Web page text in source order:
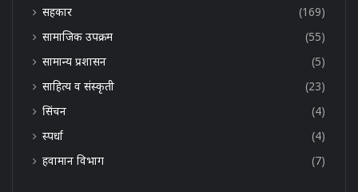
सहकार
(169)
सामाजिक उपक्रम
(55)
सामान्य प्रशासन
(5)
साहित्य व संस्कृती
(23)
सिंचन
(4)
स्पर्धा
(4)
हवामान विभाग
(7)